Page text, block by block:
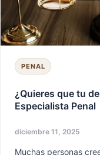
PENAL
¿Quieres que tu
Especialista Penal
diciembre 11, 2025
Muchas personas
en
un
Especialista
Penal